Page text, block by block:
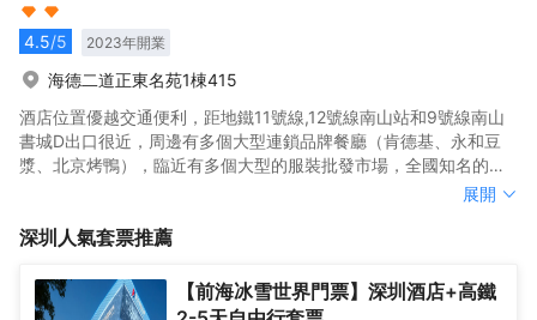
4.5/5 2023年開業
海德二道正東名苑1棟415
酒店位置優越交通便利，距地鐵11號線,12號線南山站和9號線南山
書城D出口很近，周邊有多個大型連鎖品牌餐廳（肯德基、永和豆
漿、北京烤鴨），臨近有多個大型的服裝批發市場，全國知名的服
裝設計基地緊挨酒店。騰訊大樓、芒果網大樓、海雅繽紛城、南山
你感受到一種都市風情。在附近有海大道、北環大道緊連接到深圳
村、歡樂谷、花卉小鎮、野生動物園等等知名主題樂園，都相距酒
店約20分鐘車程。酒店以輕奢、雅緻、温馨的現代風格的理念為
酒店位置優越交通便利，距地鐵11號線,12號線南山站和9號線南山
漿、北京烤鴨），臨近有多個大型的服裝批發市場，全國知名的服
書城等等深圳知名的公司總部坐落在酒店四周，濃濃的商業氣息讓
你感受到一種都市風情。在附近有海大道、北環大道緊連接到深圳
展開
深圳 人氣套票推薦
【前海冰雪世界門票】深圳酒店+高鐵